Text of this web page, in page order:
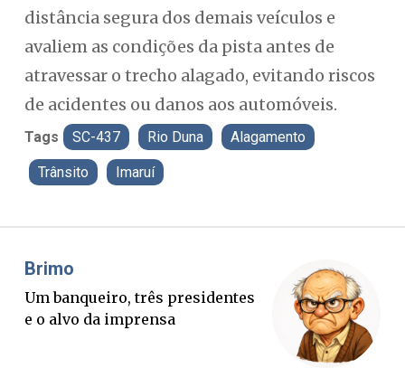
distância segura dos demais veículos e
avaliem as condições da pista antes de
atravessar o trecho alagado, evitando riscos
de acidentes ou danos aos automóveis.
Tags SC-437 Rio Duna Alagamento
Trânsito Imaruí
Misael Elias
O Boato corre mais rápido que a
verdade. Mas quem paga a